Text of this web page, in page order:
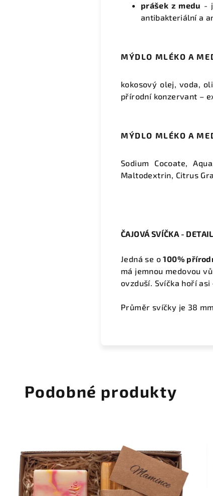
prášek z medu -
antibakteriální a
MÝDLO MLÉKO A
kokosový olej, voda,
přírodní konzervant –
MÝDLO MLÉKO A
Sodium Cocoate,
Maltodextrin, Citrus
ČAJOVÁ SVÍČKA -
Jedná se o100%
má jemnou medovou
ovzduší. Svíčka hoří asi
Průměr svíčky je 38
Podobné produkty